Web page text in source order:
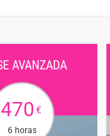
AVANZADA
470€
6 horas